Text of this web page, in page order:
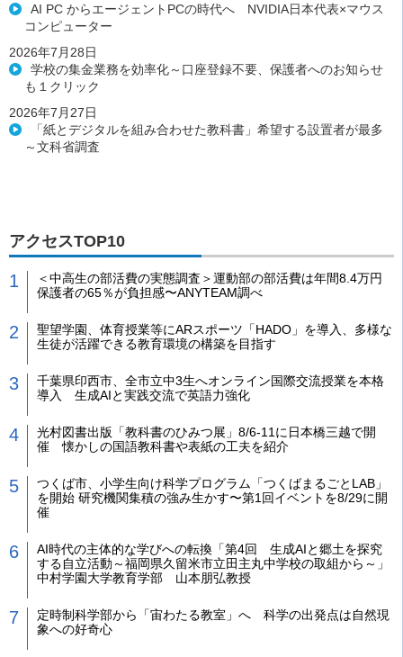
AI PC からエージェントPCの時代へ NVIDIA日本代表×マウス
コンピューター
2026年7月28日
学校の集金業務を効率化～口座登録不要、保護者へのお知らせ
も１クリック
2026年7月27日
「紙とデジタルを組み合わせた教科書」希望する設置者が最多
～文科省調査
アクセスTOP10
＜中高生の部活費の実態調査＞運動部の部活費は年間8.4万円
保護者の65％が負担感〜ANYTEAM調べ
聖望学園、体育授業等にARスポーツ「HADO」を導入、多様な
生徒が活躍できる教育環境の構築を目指す
千葉県印西市、全市立中3生へオンライン国際交流授業を本格
導入 生成AIと実践交流で英語力強化
光村図書出版「教科書のひみつ展」8/6-11に日本橋三越で開
催 懐かしの国語教科書や表紙の工夫を紹介
つくば市、小学生向け科学プログラム「つくばまるごとLAB」
を開始 研究機関集積の強み生かす〜第1回イベントを8/29に開
催
AI時代の主体的な学びへの転換「第4回 生成AIと郷土を探究
する自立活動～福岡県久留米市立田主丸中学校の取組から～」
中村学園大学教育学部 山本朋弘教授
定時制科学部から「宙わたる教室」へ 科学の出発点は自然現
象への好奇心